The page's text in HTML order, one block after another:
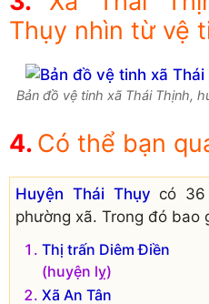
Thụy nhìn từ vệ
Bản đồ vệ tinh xã Thái Thịnh,
Có thể bạn
Huyện Thái Thụy có 36
phường xã. Trong đó bao
Thị trấn Diêm Điền
(huyện lỵ)
Xã An Tân